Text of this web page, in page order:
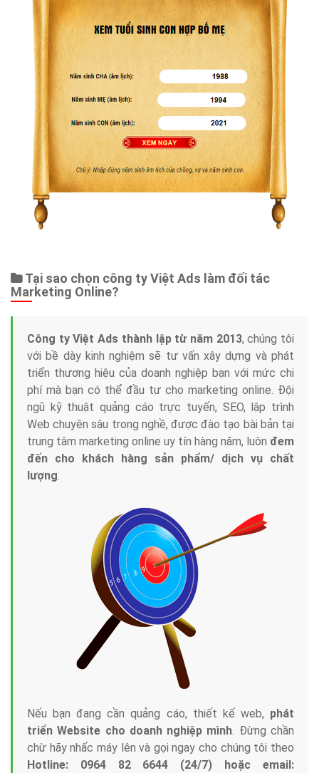
Tại sao chọn công ty Việt Ads làm đối tác
Marketing Online?
Công ty Việt Ads thành lập từ năm 2013, chúng tôi
với bề dày kinh nghiệm sẽ tư vấn xây dựng và phát
triển thương hiệu của doanh nghiệp bạn với mức chi
phí mà bạn có thể đầu tư cho marketing online. Đội
ngũ kỹ thuật quảng cáo trực tuyến, SEO, lập trình
Web chuyên sâu trong nghề, được đào tạo bài bản tại
trung tâm marketing online uy tín hàng năm, luôn đem
đến cho khách hàng sản phẩm/ dịch vụ chất
lượng.
Nếu bạn đang cần quảng cáo, thiết kế web, phát
triển Website cho doanh nghiệp mình. Đừng chần
chừ hãy nhấc máy lên và gọi ngay cho chúng tôi theo
Hotline: 0964 82 6644 (24/7) hoặc email: